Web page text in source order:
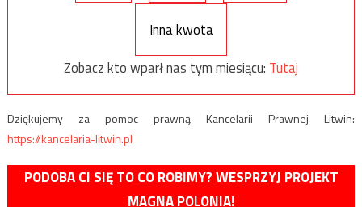
Inna kwota
Zobacz kto wparł nas tym miesiącu: Tutaj
Dziękujemy za pomoc prawną Kancelarii Prawnej Litwin:
https://kancelaria-litwin.pl
PODOBA CI SIĘ TO CO ROBIMY? WESPRZYJ PROJEKT
MAGNA POLONIA!